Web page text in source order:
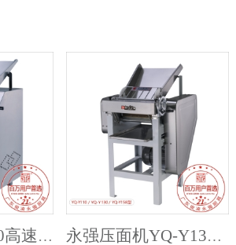
裕飞永强JL-130高速静音压面机永强变频压皮机 永强压面机YQ-Y130/110/158高速压面机